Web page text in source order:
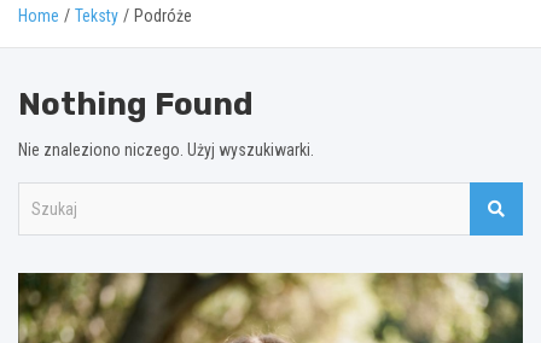
Home Teksty Podróże
Nothing Found
Nie znaleziono niczego. Użyj wyszukiwarki.
k
a
j